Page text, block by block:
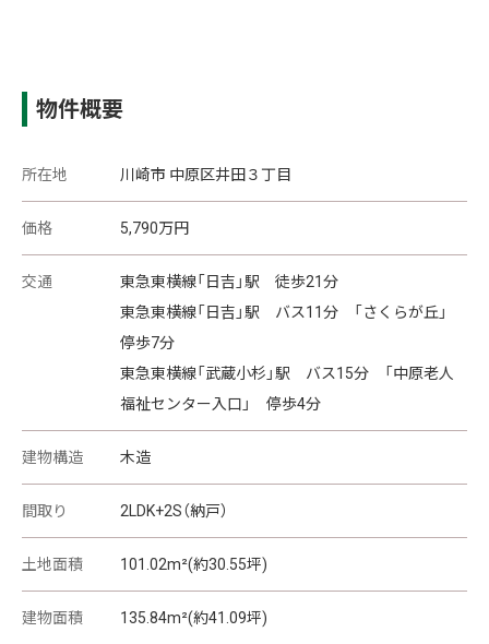
物件概要
所在地 川崎市 中原区井田３丁目
価格 5,790万円
交通
東急東横線「日吉」駅 徒歩21分
東急東横線「日吉」駅 バス11分 「さくらが丘」
停歩7分
東急東横線「武蔵小杉」駅 バス15分 「中原老人
福祉センター入口」 停歩4分
建物構造 木造
間取り 2LDK+2S（納戸）
土地面積 101.02m²(約30.55坪)
建物面積 135.84m²(約41.09坪)